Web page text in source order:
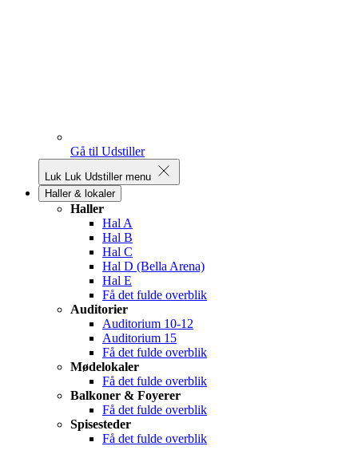
Gå til Udstiller
Luk Luk Udstiller menu
Haller & lokaler
Haller
Hal A
Hal B
Hal C
Hal D (Bella Arena)
Hal E
Få det fulde overblik
Auditorier
Auditorium 10-12
Auditorium 15
Få det fulde overblik
Mødelokaler
Få det fulde overblik
Balkoner & Foyerer
Få det fulde overblik
Spisesteder
Få det fulde overblik